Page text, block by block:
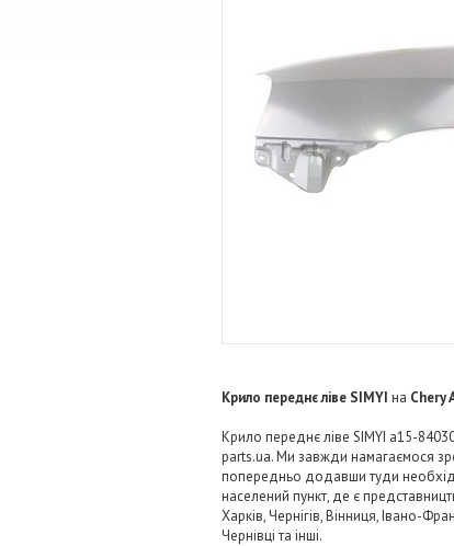
Крило переднє ліве SIMYI на Chery
Крило переднє ліве SIMYI a15-
parts.ua. Ми завжди намагаємося
попередньо додавши туди
населений пункт, де є
Харків, Чернігів, Вінниця, Івано-
Чернівці та інші.